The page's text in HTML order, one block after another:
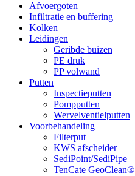
Afvoergoten
Infiltratie en buffering
Kolken
Leidingen
Geribde buizen
PE druk
PP volwand
Putten
Inspectieputten
Pompputten
Wervelventielputten
Voorbehandeling
Filterput
KWS afscheider
SediPoint/SediPipe
TenCate GeoClean®